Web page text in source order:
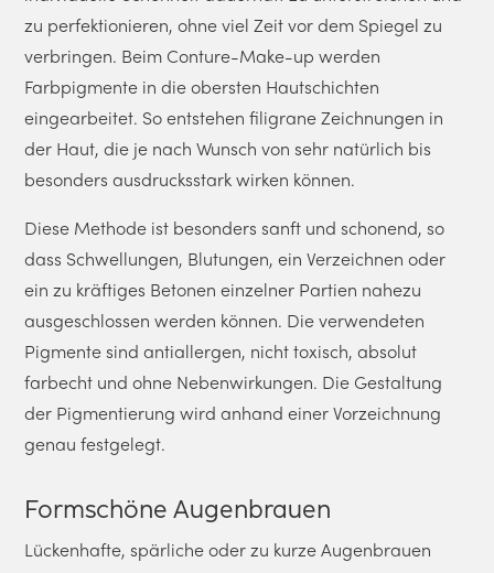
zu perfektionieren, ohne viel Zeit vor dem Spiegel zu
verbringen. Beim Conture-Make-up werden
Farbpigmente in die obersten Hautschichten
eingearbeitet. So entstehen filigrane Zeichnungen in
der Haut, die je nach Wunsch von sehr natürlich bis
besonders ausdrucksstark wirken können.
Diese Methode ist besonders sanft und schonend, so
dass Schwellungen, Blutungen, ein Verzeichnen oder
ein zu kräftiges Betonen einzelner Partien nahezu
ausgeschlossen werden können. Die verwendeten
Pigmente sind antiallergen, nicht toxisch, absolut
farbecht und ohne Nebenwirkungen. Die Gestaltung
der Pigmentierung wird anhand einer Vorzeichnung
genau festgelegt.
Formschöne Augenbrauen
Lückenhafte, spärliche oder zu kurze Augenbrauen